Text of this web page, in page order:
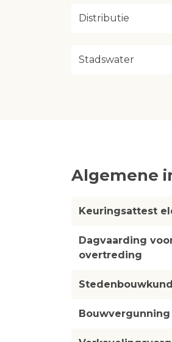
Distributie
Stadswater
Algemene
Keuringsattest
Dagvaarding
overtreding
Bouwvergunning